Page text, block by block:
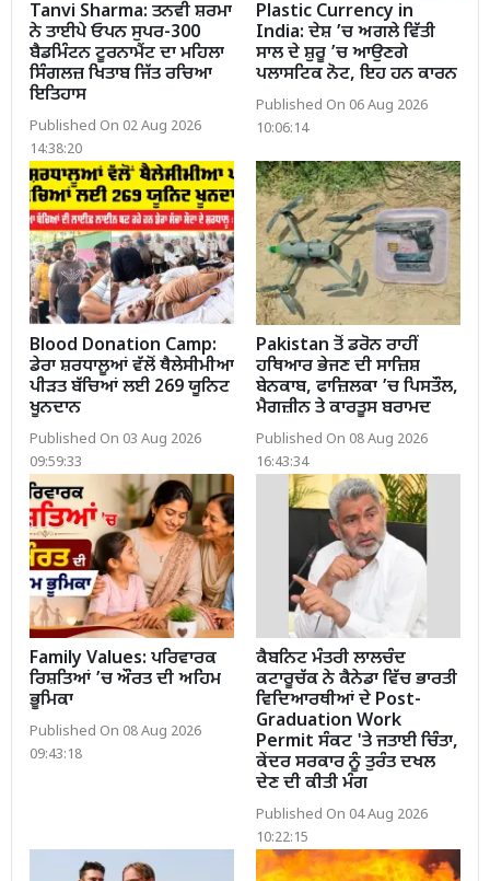
Tanvi Sharma: ਤਨਵੀ ਸ਼ਰਮਾ
ਨੇ ਤਾਈਪੇ ਓਪਨ ਸੁਪਰ-300
ਬੈਡਮਿੰਟਨ ਟੂਰਨਾਮੈਂਟ ਦਾ ਮਹਿਲਾ
ਸਿੰਗਲਜ਼ ਖਿਤਾਬ ਜਿੱਤ ਰਚਿਆ
ਇਤਿਹਾਸ
Published On 02 Aug 2026
14:38:20
Plastic Currency in
India: ਦੇਸ਼ ’ਚ ਅਗਲੇ ਵਿੱਤੀ
ਸਾਲ ਦੇ ਸ਼ੁਰੂ ’ਚ ਆਉਣਗੇ
ਪਲਾਸਟਿਕ ਨੋਟ, ਇਹ ਹਨ ਕਾਰਨ
Published On 06 Aug 2026
10:06:14
Blood Donation Camp:
ਡੇਰਾ ਸ਼ਰਧਾਲੂਆਂ ਵੱਲੋਂ ਥੈਲੇਸੀਮੀਆ
ਪੀੜਤ ਬੱਚਿਆਂ ਲਈ 269 ਯੂਨਿਟ
ਖੂਨਦਾਨ
Published On 03 Aug 2026
09:59:33
Pakistan ਤੋਂ ਡਰੋਨ ਰਾਹੀਂ
ਹਥਿਆਰ ਭੇਜਣ ਦੀ ਸਾਜ਼ਿਸ਼
ਬੇਨਕਾਬ, ਫਾਜ਼ਿਲਕਾ ’ਚ ਪਿਸਤੌਲ,
ਮੈਗਜ਼ੀਨ ਤੇ ਕਾਰਤੂਸ ਬਰਾਮਦ
Published On 08 Aug 2026
16:43:34
Family Values: ਪਰਿਵਾਰਕ
ਰਿਸ਼ਤਿਆਂ ’ਚ ਔਰਤ ਦੀ ਅਹਿਮ
ਭੂਮਿਕਾ
Published On 08 Aug 2026
09:43:18
ਕੈਬਨਿਟ ਮੰਤਰੀ ਲਾਲਚੰਦ
ਕਟਾਰੂਚੱਕ ਨੇ ਕੈਨੇਡਾ ਵਿੱਚ ਭਾਰਤੀ
ਵਿਦਿਆਰਥੀਆਂ ਦੇ Post-
Graduation Work
Permit ਸੰਕਟ 'ਤੇ ਜਤਾਈ ਚਿੰਤਾ,
ਕੇਂਦਰ ਸਰਕਾਰ ਨੂੰ ਤੁਰੰਤ ਦਖਲ
ਦੇਣ ਦੀ ਕੀਤੀ ਮੰਗ
Published On 04 Aug 2026
10:22:15